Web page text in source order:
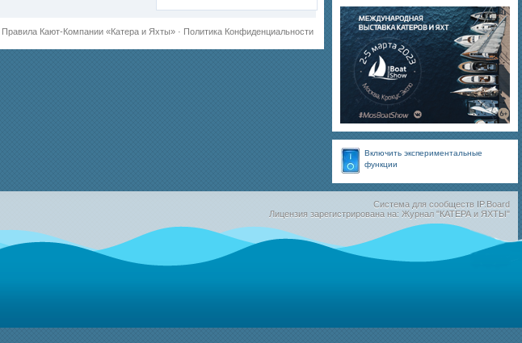
Включить экспериментальные
функции
Политика Конфиденциальности
Правила Кают-Компании «Катера и Яхты» ·
Система для сообществ IP.Board
Лицензия зарегистрирована на: Журнал "КАТЕРА и ЯХТЫ"